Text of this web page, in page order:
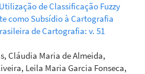
de Classificação Fuzzy
como Subsídio à Cartografia
de Cartografia: v. 51
Cláudia Maria de Almeida,
Leila Maria Garcia Fonseca,